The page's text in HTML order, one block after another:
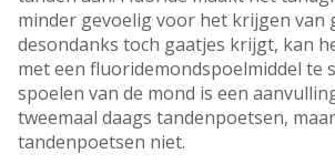
minder gevoelig voor het krijgen van
desondanks toch gaatjes krijgt, kan
met een fluoridemondspoelmiddel te
spoelen van de mond is een
tweemaal daags tandenpoetsen,
tandenpoetsen niet.